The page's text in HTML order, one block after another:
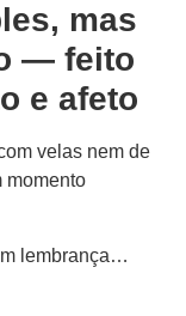
mas
— feito
e afeto
velas nem de
momento
lembrança…